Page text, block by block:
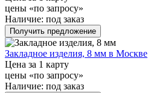
цены «по запросу»
Наличие: под заказ
Получить предложение
Закладное изделия, 8 мм в Москве
Цена за 1 карту
цены «по запросу»
Наличие: под заказ